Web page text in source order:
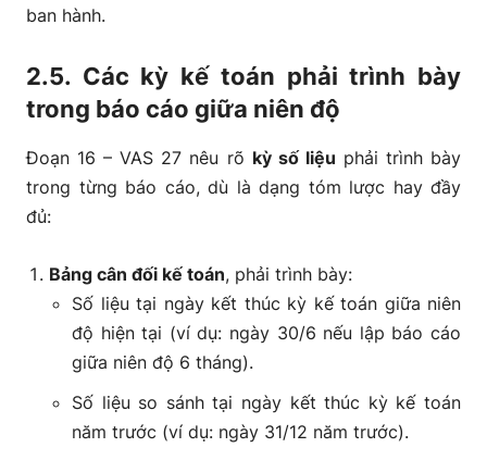
ban hành.
2.5. Các kỳ kế toán phải trình bày
trong báo cáo giữa niên độ
Đoạn 16 – VAS 27 nêu rõ kỳ số liệu phải trình bày
trong từng báo cáo, dù là dạng tóm lược hay đầy
đủ:
Bảng cân đối kế toán, phải trình bày:
Số liệu tại ngày kết thúc kỳ kế toán giữa niên
độ hiện tại (ví dụ: ngày 30/6 nếu lập báo cáo
giữa niên độ 6 tháng).
Số liệu so sánh tại ngày kết thúc kỳ kế toán
năm trước (ví dụ: ngày 31/12 năm trước).